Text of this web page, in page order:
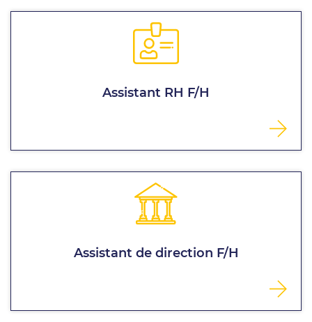
Assistant RH F/H
Assistant de direction F/H